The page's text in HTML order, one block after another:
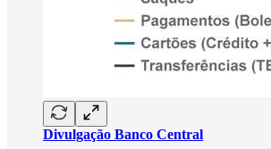
Divulgação Banco Central